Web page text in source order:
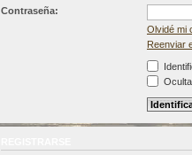
Contraseña:
Olvidé mi
Reenviar